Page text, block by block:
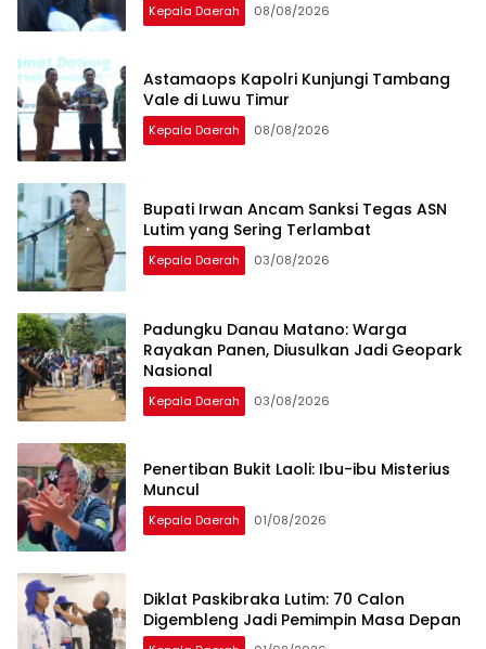
Kepala Daerah 08/08/2026
Astamaops Kapolri Kunjungi Tambang
Vale di Luwu Timur
Kepala Daerah 08/08/2026
Bupati Irwan Ancam Sanksi Tegas ASN
Lutim yang Sering Terlambat
Kepala Daerah 03/08/2026
Padungku Danau Matano: Warga
Rayakan Panen, Diusulkan Jadi Geopark
Nasional
Kepala Daerah 03/08/2026
Penertiban Bukit Laoli: Ibu-ibu Misterius
Muncul
Kepala Daerah 01/08/2026
Diklat Paskibraka Lutim: 70 Calon
Digembleng Jadi Pemimpin Masa Depan